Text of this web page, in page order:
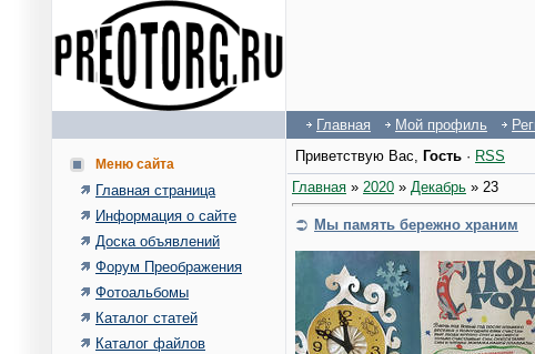
Главная Мой профиль
Меню сайта
Главная страница
Информация о сайте
Доска объявлений
Форум Преображения
Фотоальбомы
Каталог статей
Каталог файлов
Приветствую Вас, Гость · RSS
Главная » 2020 » Декабрь » 23
Мы память бережно храним